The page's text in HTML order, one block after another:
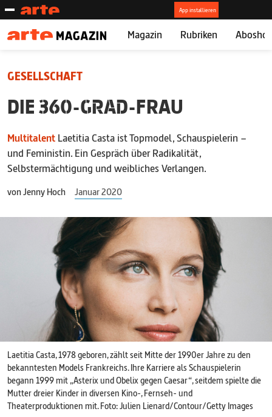
Magazin Rubriken
GESELLSCHAFT
DIE360-GRAD-FRAU
Multitalent Laetitia Casta ist Topmodel, Schauspielerin –
und Feministin. Ein Gespräch über Radikalität,
Selbstermächtigung und weibliches Verlangen.
vonJenny Hoch Januar 2020
Laetitia Casta, 1978 geboren, zählt seit Mitte der 1990er Jahre zu den
bekanntesten Models Frankreichs. Ihre Karriere als Schauspielerin
begann 1999 mit „Asterix und Obelix gegen Caesar“, seitdem spielte die
Mutter dreier Kinder in diversen Kino-, Fernseh- und
Theaterproduktionen mit. Foto: Julien Lienard/Contour/Getty Images